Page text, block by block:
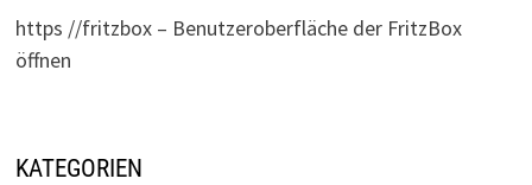
https //fritzbox – Benutzeroberfläche der FritzBox
öffnen
KATEGORIEN